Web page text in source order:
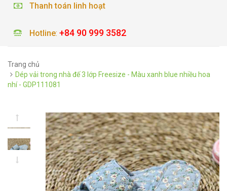
Thanh toán linh hoạt
Hotline: +84 90 999 3582
Trang chủ
Dép vải trong nhà đế 3 lớp Freesize - Màu xanh blue nhiều hoa
nhí - GDP111081